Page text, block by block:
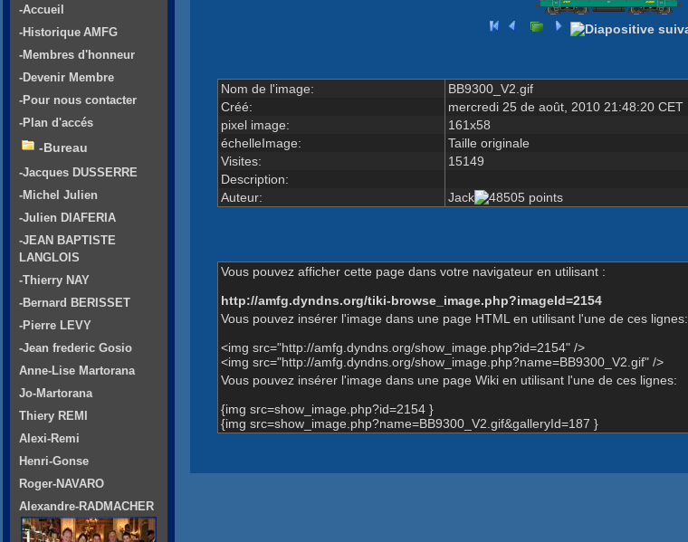
Nom de l'image:
BB9300_V2.gif
Créé:
mercredi 25 de août, 2010 21:48:20 CET
pixel image:
161x58
échelleImage:
Taille originale
Visites:
15149
Description:
Auteur:
Jack
Vous pouvez afficher cette page dans votre navigateur en utilisant :
http://amfg.dyndns.org/tiki-browse_image.php?imageId=2154
Vous pouvez insérer l'image dans une page HTML en utilisant l'une de ces lignes:
<img src="http://amfg.dyndns.org/show_image.php?id=2154" />
<img src="http://amfg.dyndns.org/show_image.php?name=BB9300_V2.gif" />
Vous pouvez insérer l'image dans une page Wiki en utilisant l'une de ces lignes:
{img src=show_image.php?id=2154 }
{img src=show_image.php?name=BB9300_V2.gif&galleryId=187 }
-Accueil
-Historique AMFG
-Membres d'honneur
-Devenir Membre
-Pour nous contacter
-Plan d'accés
-Bureau
-Jacques DUSSERRE
-Michel Julien
-Julien DIAFERIA
-JEAN BAPTISTE
LANGLOIS
-Thierry NAY
-Bernard BERISSET
-Pierre LEVY
-Jean frederic Gosio
Anne-Lise Martorana
Jo-Martorana
Thiery REMI
Alexi-Remi
Henri-Gonse
Roger-NAVARO
Alexandre-RADMACHER